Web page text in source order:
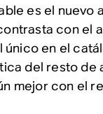
es el nuevo
con el
en el
del resto de
mejor con el